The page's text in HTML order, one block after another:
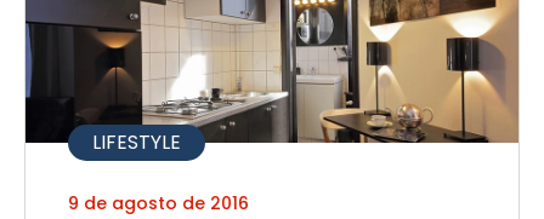
LIFESTYLE
9 de agosto de 2016